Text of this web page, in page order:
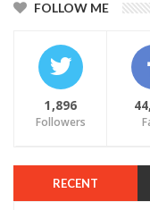
FOLLOW ME
1,896
Followers
RECENT